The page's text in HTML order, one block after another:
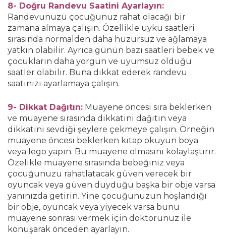
8- Doğru Randevu Saatini Ayarlayın:
Randevunuzu çocuğunuz rahat olacağı bir
zamana almaya çalışın. Özellikle uyku saatleri
sırasında normalden daha huzursuz ve ağlamaya
yatkın olabilir. Ayrıca günün bazı saatleri bebek ve
çocukların daha yorgun ve uyumsuz olduğu
saatler olabilir. Buna dikkat ederek randevu
saatinizi ayarlamaya çalışın.
9- Dikkat Dağıtın: Muayene öncesi sıra beklerken
ve muayene sırasında dikkatini dağıtın veya
dikkatini sevdiği şeylere çekmeye çalışın. Örneğin
muayene öncesi beklerken kitap okuyun boya
veya lego yapın. Bu muayene olmasını kolaylaştırır.
Özelikle muayene sırasında bebeğiniz veya
çocuğunuzu rahatlatacak güven verecek bir
oyuncak veya güven duyduğu başka bir obje varsa
yanınızda getirin. Yine çocuğunuzun hoşlandığı
bir obje, oyuncak veya yiyecek varsa bunu
muayene sonrası vermek için doktorunuz ile
konuşarak önceden ayarlayın.